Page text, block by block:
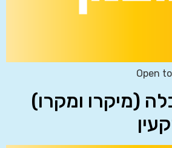
Open
(מיקרו ומקרו)